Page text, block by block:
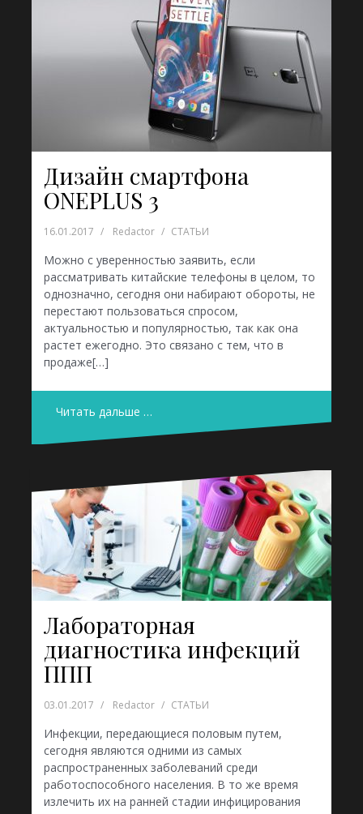
Дизайн смартфона
ONEPLUS 3
16.01.2017 Redactor СТАТЬИ
Можно с уверенностью заявить, если
рассматривать китайские телефоны в целом, то
однозначно, сегодня они набирают обороты, не
перестают пользоваться спросом,
актуальностью и популярностью, так как она
растет ежегодно. Это связано с тем, что в
продаже[…]
Читать дальше …
Лабораторная
диагностика инфекций
ППП
03.01.2017 Redactor СТАТЬИ
Инфекции, передающиеся половым путем,
сегодня являются одними из самых
распространенных заболеваний среди
работоспособного населения. В то же время
излечить их на ранней стадии инфицирования